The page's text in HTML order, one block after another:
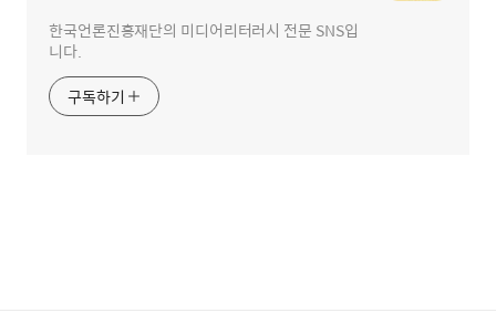
한국언론진흥재단의 미디어리터러시 전문 SNS입
니다.
구독하기